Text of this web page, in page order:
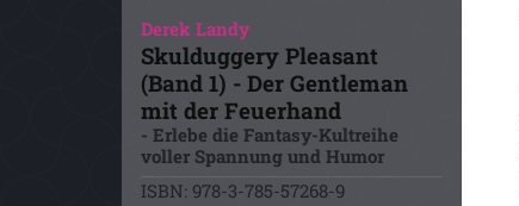
Derek Landy
Skulduggery Pleasant
(Band 1) - Der Gentleman
mit der Feuerhand
- Erlebe die Fantasy-Kultreihe
voller Spannung und Humor
ISBN: 978-3-785-57268-9